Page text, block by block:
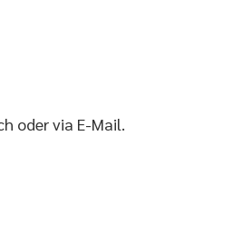
oder via E-Mail.